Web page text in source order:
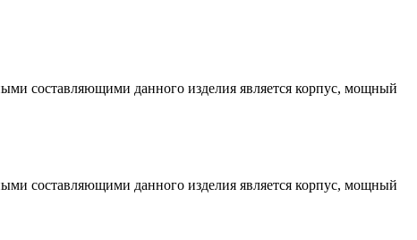
составляющими данного изделия является корпус, мощный
составляющими данного изделия является корпус, мощный